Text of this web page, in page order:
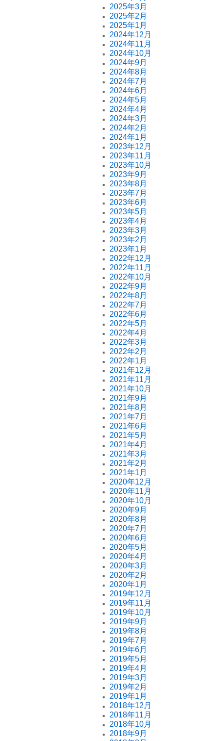
2025年3月
2025年2月
2025年1月
2024年12月
2024年11月
2024年10月
2024年9月
2024年8月
2024年7月
2024年6月
2024年5月
2024年4月
2024年3月
2024年2月
2024年1月
2023年12月
2023年11月
2023年10月
2023年9月
2023年8月
2023年7月
2023年6月
2023年5月
2023年4月
2023年3月
2023年2月
2023年1月
2022年12月
2022年11月
2022年10月
2022年9月
2022年8月
2022年7月
2022年6月
2022年5月
2022年4月
2022年3月
2022年2月
2022年1月
2021年12月
2021年11月
2021年10月
2021年9月
2021年8月
2021年7月
2021年6月
2021年5月
2021年4月
2021年3月
2021年2月
2021年1月
2020年12月
2020年11月
2020年10月
2020年9月
2020年8月
2020年7月
2020年6月
2020年5月
2020年4月
2020年3月
2020年2月
2020年1月
2019年12月
2019年11月
2019年10月
2019年9月
2019年8月
2019年7月
2019年6月
2019年5月
2019年4月
2019年3月
2019年2月
2019年1月
2018年12月
2018年11月
2018年10月
2018年9月